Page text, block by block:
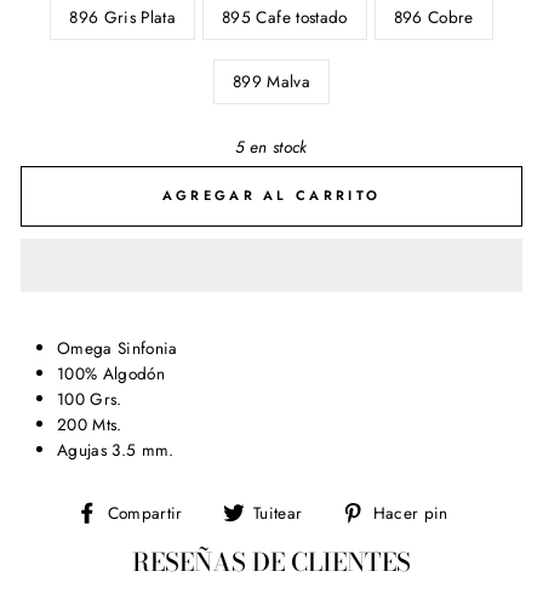
896 Gris Plata 895 Cafe tostado 896 Cobre
899 Malva
5 en stock
AGREGAR AL CARRITO
Omega Sinfonia
100% Algodón
100 Grs.
200 Mts.
Agujas 3.5 mm.
Compartir
Compartir
Facebook
Tuitear
Tuitear
Twitter
Hacer pin
RESEÑAS DE CLIENTES